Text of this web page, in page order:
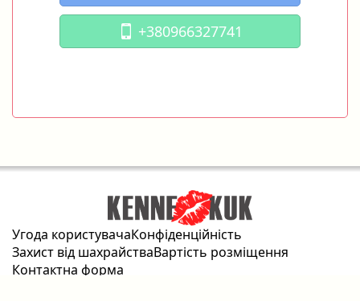
+380966327741
Угода користувачаКонфіденційність
Захист від шахрайстваВартість розміщення
Контактна форма